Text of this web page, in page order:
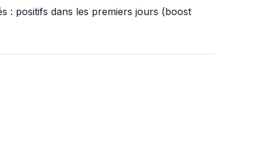
: positifs dans les premiers jours (boost